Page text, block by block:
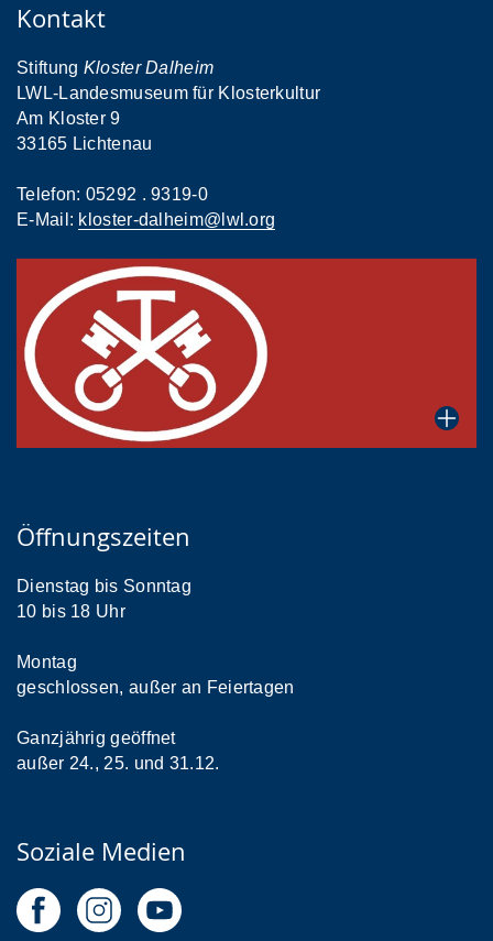
Kontakt
Stiftung Kloster Dalheim
LWL-Landesmuseum für Klosterkultur
Am Kloster 9
33165 Lichtenau
Telefon: 05292 . 9319-0
E-Mail: kloster-dalheim@lwl.org
Öffnungszeiten
Dienstag bis Sonntag
10 bis 18 Uhr
Montag
geschlossen, außer an Feiertagen
Ganzjährig geöffnet
außer 24., 25. und 31.12.
Soziale Medien